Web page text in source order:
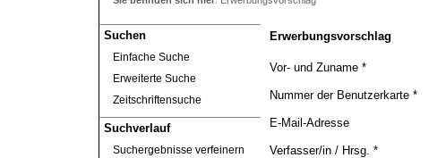
Suchen
Einfache Suche
Erweiterte Suche
Zeitschriftensuche
Suchverlauf
Suchergebnisse verfeinern
Erwerbungsvorschlag
Vor- und Zuname *
Nummer der Benutzerkarte *
E-Mail-Adresse
Verfasser/in / Hrsg. *